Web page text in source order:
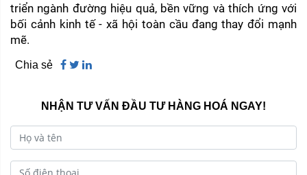
triển ngành đường hiệu quả, bền vững và thích ứng với
bối cảnh kinh tế - xã hội toàn cầu đang thay đổi mạnh
mẽ.
Chia sẻ
NHẬN TƯ VẤN ĐẦU TƯ HÀNG HOÁ NGAY!